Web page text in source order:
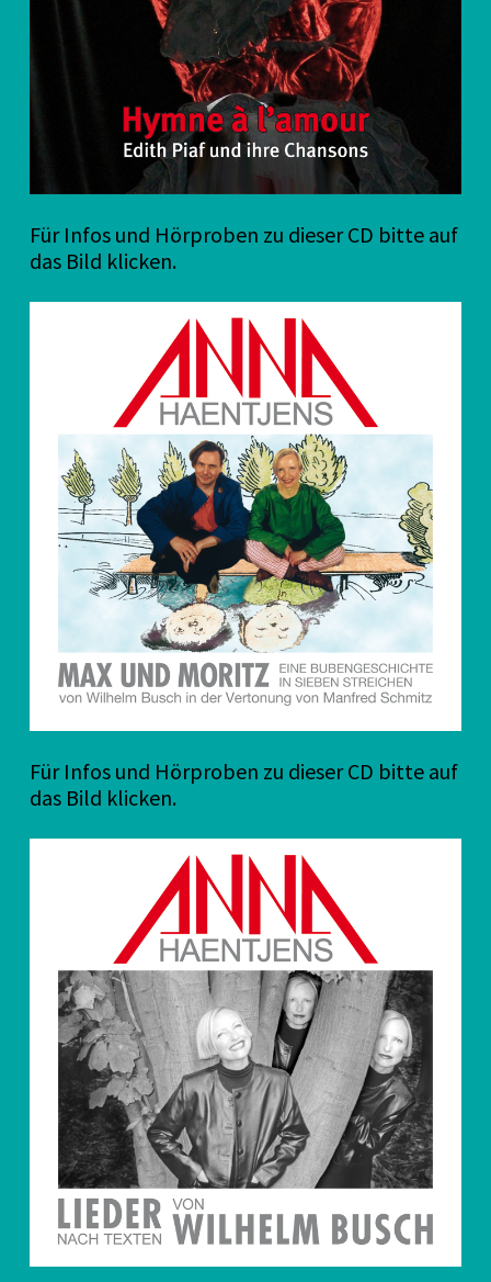
Für Infos und Hörproben zu dieser CD bitte auf
das Bild klicken.
Für Infos und Hörproben zu dieser CD bitte auf
das Bild klicken.